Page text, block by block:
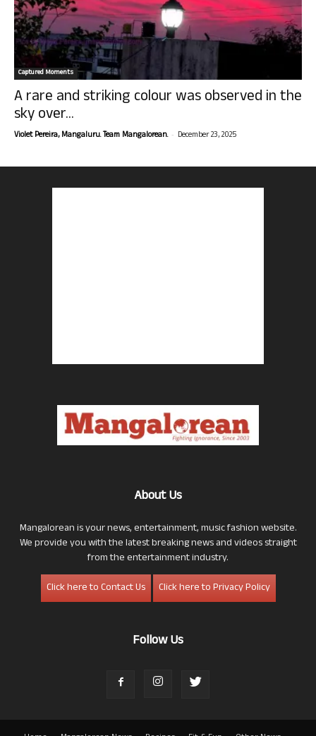
Captured Moments
A rare and striking colour was observed in the
sky over...
Violet Pereira, Mangaluru. Team Mangalorean. - December 23, 2025
About Us
Mangalorean is your news, entertainment, music fashion website.
We provide you with the latest breaking news and videos straight
from the entertainment industry.
Click here to Contact Us
Click here to Privacy Policy
Follow Us